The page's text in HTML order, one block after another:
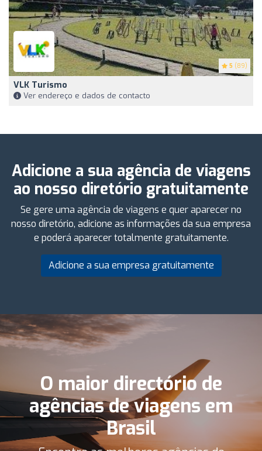
5 (89)
VLK Turismo
Ver endereço e dados de contacto
Adicione a sua agência de viagens
ao nosso diretório gratuitamente
Se gere uma agência de viagens e quer aparecer no
nosso diretório, adicione as informações da sua empresa
e poderá aparecer totalmente gratuitamente.
Adicione a sua empresa gratuitamente
O maior directório de
agências de viagens em
Brasil